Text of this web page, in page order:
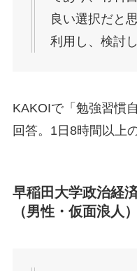
良い選択だと
利用し、検討
KAKOIで「勉強習慣
回答。1日8時間以上
早稲田大学政治経
（男性・仮面浪人）